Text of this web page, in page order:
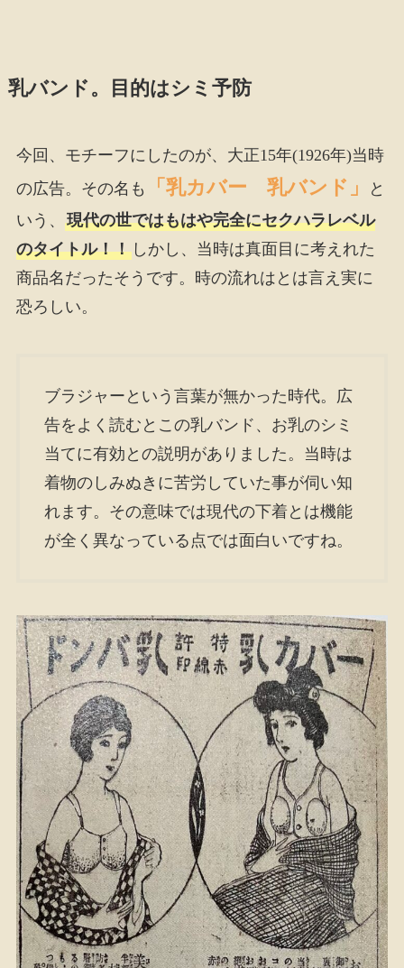
乳バンド。目的はシミ予防
今回、モチーフにしたのが、大正15年(1926年)当時
の広告。その名も
「乳カバー 乳バンド」
と
いう、 現代の世ではもはや完全にセクハラレベル
のタイトル！！しかし、当時は真面目に考えれた
商品名だったそうです。時の流れはとは言え実に
恐ろしい。
ブラジャーという言葉が無かった時代。広
告をよく読むとこの乳バンド、お乳のシミ
当てに有効との説明がありました。当時は
着物のしみぬきに苦労していた事が伺い知
れます。その意味では現代の下着とは機能
が全く異なっている点では面白いですね。